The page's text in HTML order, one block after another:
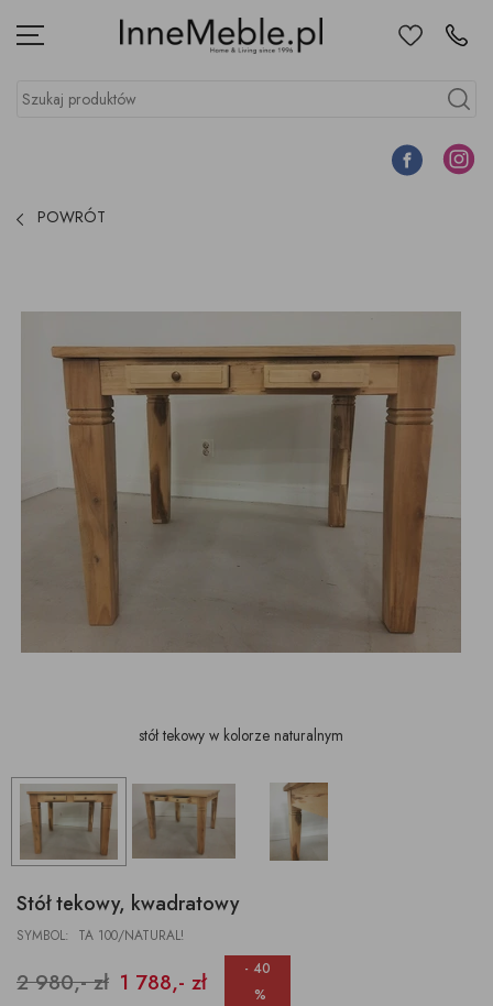
Menu UlubioneKontakt
Szukaj produktów
Szukaj
Facebook
POWRÓT
stół tekowy w kolorze naturalnym
Stół tekowy, kwadratowy
SYMBOL: TA 100/NATURAL!
2 980,- zł 1 788,- zł
- 40
%